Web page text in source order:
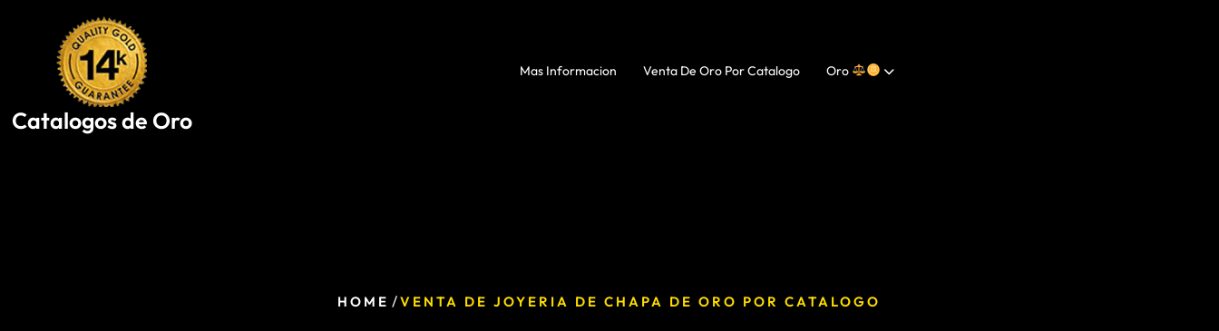
Catalogos de Oro
Mas Informacion Venta De Oro Por Catalogo Oro
HOME /VENTA DE JOYERIA DE CHAPA DE ORO POR CATALOGO